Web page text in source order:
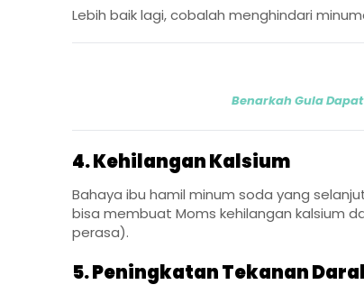
Lebih baik lagi, cobalah menghindari
Benarkah Gula
4. Kehilangan Kalsium
Bahaya ibu hamil minum soda yang
bisa membuat Moms kehilangan kalsium
perasa).
5. Peningkatan Tekanan